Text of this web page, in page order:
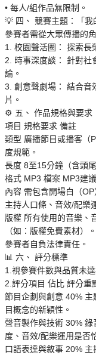
• 每人/組作品無限制。
💡 四、 競賽主題：「我
參賽者需從大眾傳播的
1. 校園聲活圈： 探索長
2. 時事深度談： 針對社
論。
3. 創意聲劇場： 結合音
片。
⚙️ 五、 作品規格與要求
項目 規格要求 備註
類型 廣播節目或播客（
度規範。
長度 8至15分鐘（含頭
格式 MP3 檔案 MP3建
內容 需包含開場白（
主持人口條、音效/配樂
版權 所有使用的音樂、
（如：版權免費素材）
參賽者自負法律責任。
📊 六、 評分標準
1.視參賽件數與品質未
2.評分項目 佔比 評分重
節目企劃與創意 40%
目概念的新穎性。
聲音製作與技術 30%
度、音效/配樂運用是否
口語表達與敘事 20%